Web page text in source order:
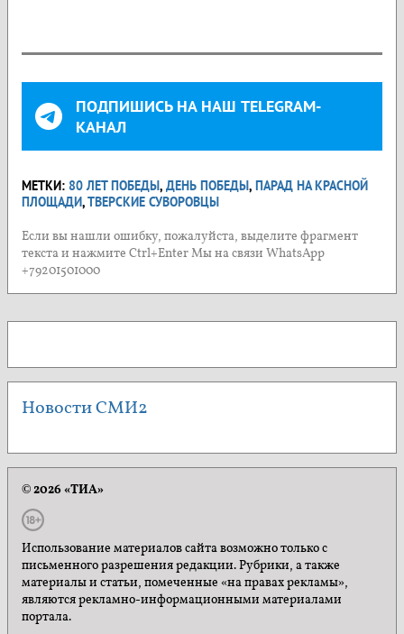
ПОДПИШИСЬ НА НАШ TELEGRAM-
КАНАЛ
МЕТКИ: 80 ЛЕТ ПОБЕДЫ, ДЕНЬ ПОБЕДЫ, ПАРАД НА КРАСНОЙ
ПЛОЩАДИ,ТВЕРСКИЕ СУВОРОВЦЫ
Если вы нашли ошибку, пожалуйста, выделите фрагмент
текста и нажмите Ctrl+Enter Мы на связи WhatsApp
+79201501000
Новости СМИ2
© 2026 «ТИА»
Использование материалов сайта возможно только с
письменного разрешения редакции. Рубрики, а также
материалы и статьи, помеченные «на правах рекламы»,
являются рекламно-информационными материалами
портала.